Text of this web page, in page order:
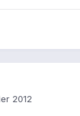
2012